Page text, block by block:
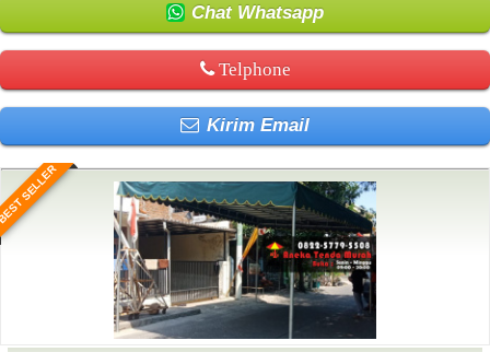
Chat Whatsapp
Telphone
Kirim Email
SELLER